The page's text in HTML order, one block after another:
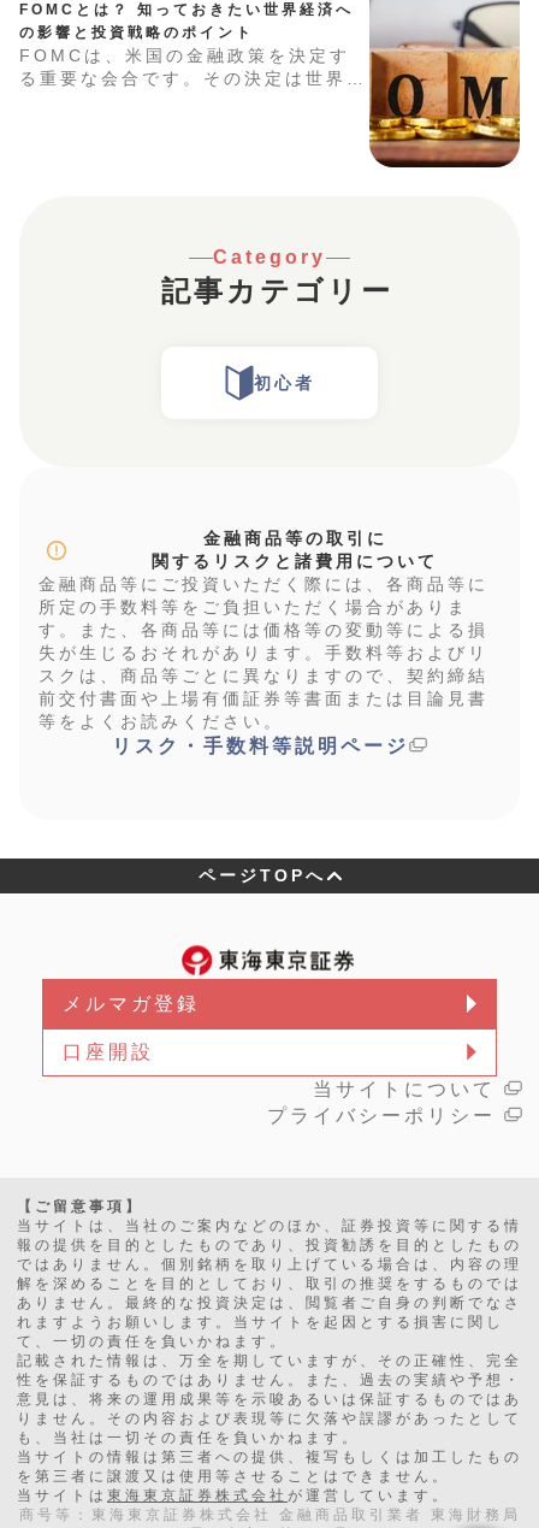
FOMCとは？ 知っておきたい世界経済へ
の影響と投資戦略のポイント
FOMCは、米国の金融政策を決定す
る重要な会合です。その決定は世界の
Category
記事カテゴリー
初心者
金融商品等の取引に
関するリスクと諸費用について
金融商品等にご投資いただく際には、各商品等に
所定の手数料等をご負担いただく場合がありま
す。また、各商品等には価格等の変動等による損
失が生じるおそれがあります。手数料等およびリ
スクは、商品等ごとに異なりますので、契約締結
前交付書面や上場有価証券等書面または目論見書
等をよくお読みください。
リスク・手数料等説明ページ
ページTOPへ
メルマガ登録
口座開設
当サイトについて
プライバシーポリシー
【ご留意事項】
当サイトは、当社のご案内などのほか、証券投資等に関する情
報の提供を目的としたものであり、投資勧誘を目的としたもの
ではありません。個別銘柄を取り上げている場合は、内容の理
解を深めることを目的としており、取引の推奨をするものでは
ありません。最終的な投資決定は、閲覧者ご自身の判断でなさ
れますようお願いします。当サイトを起因とする損害に関し
て、一切の責任を負いかねます。
記載された情報は、万全を期していますが、その正確性、完全
性を保証するものではありません。また、過去の実績や予想・
意見は、将来の運用成果等を示唆あるいは保証するものではあ
りません。その内容および表現等に欠落や誤謬があったとして
も、当社は一切その責任を負いかねます。
当サイトの情報は第三者への提供、複写もしくは加工したもの
を第三者に譲渡又は使用等させることはできません。
当サイトは 東海東京証券株式会社 が運営しています。
商号等：東海東京証券株式会社 金融商品取引業者 東海財務局